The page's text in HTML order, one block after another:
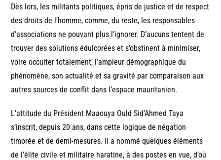
Dès lors, les militants politiques, épris de justice et de respect
des droits de l’homme, comme, du reste, les responsables
d’associations ne pouvant plus l’ignorer. D’aucuns tentent de
trouver des solutions édulcorées et s’obstinent à minimiser,
voire occulter totalement, l’ampleur démographique du
phénomène, son actualité et sa gravité par comparaison aux
autres sources de conflit dans l’espace mauritanien.
L’attitude du Président Maaouya Ould Sid’Ahmed Taya
s’inscrit, depuis 20 ans, dans cette logique de négation
timorée et de demi-mesures. Il a nommé quelques éléments
de l’élite civile et militaire haratine, à des postes en vue, d’où